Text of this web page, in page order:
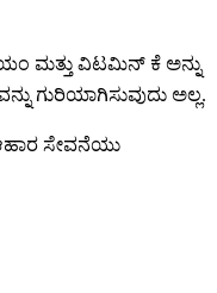
ಮತ್ತು ವಿಟಮಿನ್ ಕೆ ಅನ್ನು
ಗುರಿಯಾಗಿಸುವುದು ಅಲ್ಲ.
ಸೇವನೆಯು